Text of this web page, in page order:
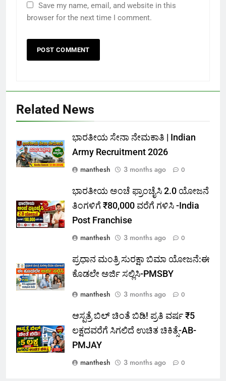
Save my name, email, and website in this
browser for the next time I comment.
Related News
ಭಾರತೀಯ ಸೇನಾ ನೇಮಕಾತಿ | Indian
Army Recruitment 2026
manthesh
3 months ago 0
ಭಾರತೀಯ ಅಂಚೆ ಫ್ರಾಂಚೈಸಿ 2.0 ಯೋಜನೆ
ತಿಂಗಳಿಗೆ ₹80,000 ವರೆಗೆ ಗಳಿಸಿ -India
Post Franchise
manthesh
3 months ago 0
ಪ್ರಧಾನ ಮಂತ್ರಿ ಸುರಕ್ಷಾ ಬಿಮಾ ಯೋಜನೆ:ಈ
ಕೊಡಲೇ ಅರ್ಜಿ ಸಲ್ಲಿಸಿ-PMSBY
manthesh
3 months ago 0
ಆಸ್ಪತ್ರೆ ಬಿಲ್ ಚಿಂತೆ ಬಿಡಿ! ಪ್ರತಿ ವರ್ಷ ₹5
ಲಕ್ಷದವರೆಗೆ ಸಿಗಲಿದೆ ಉಚಿತ ಚಿಕಿತ್ಸೆ-AB-
PMJAY
manthesh
3 months ago 0